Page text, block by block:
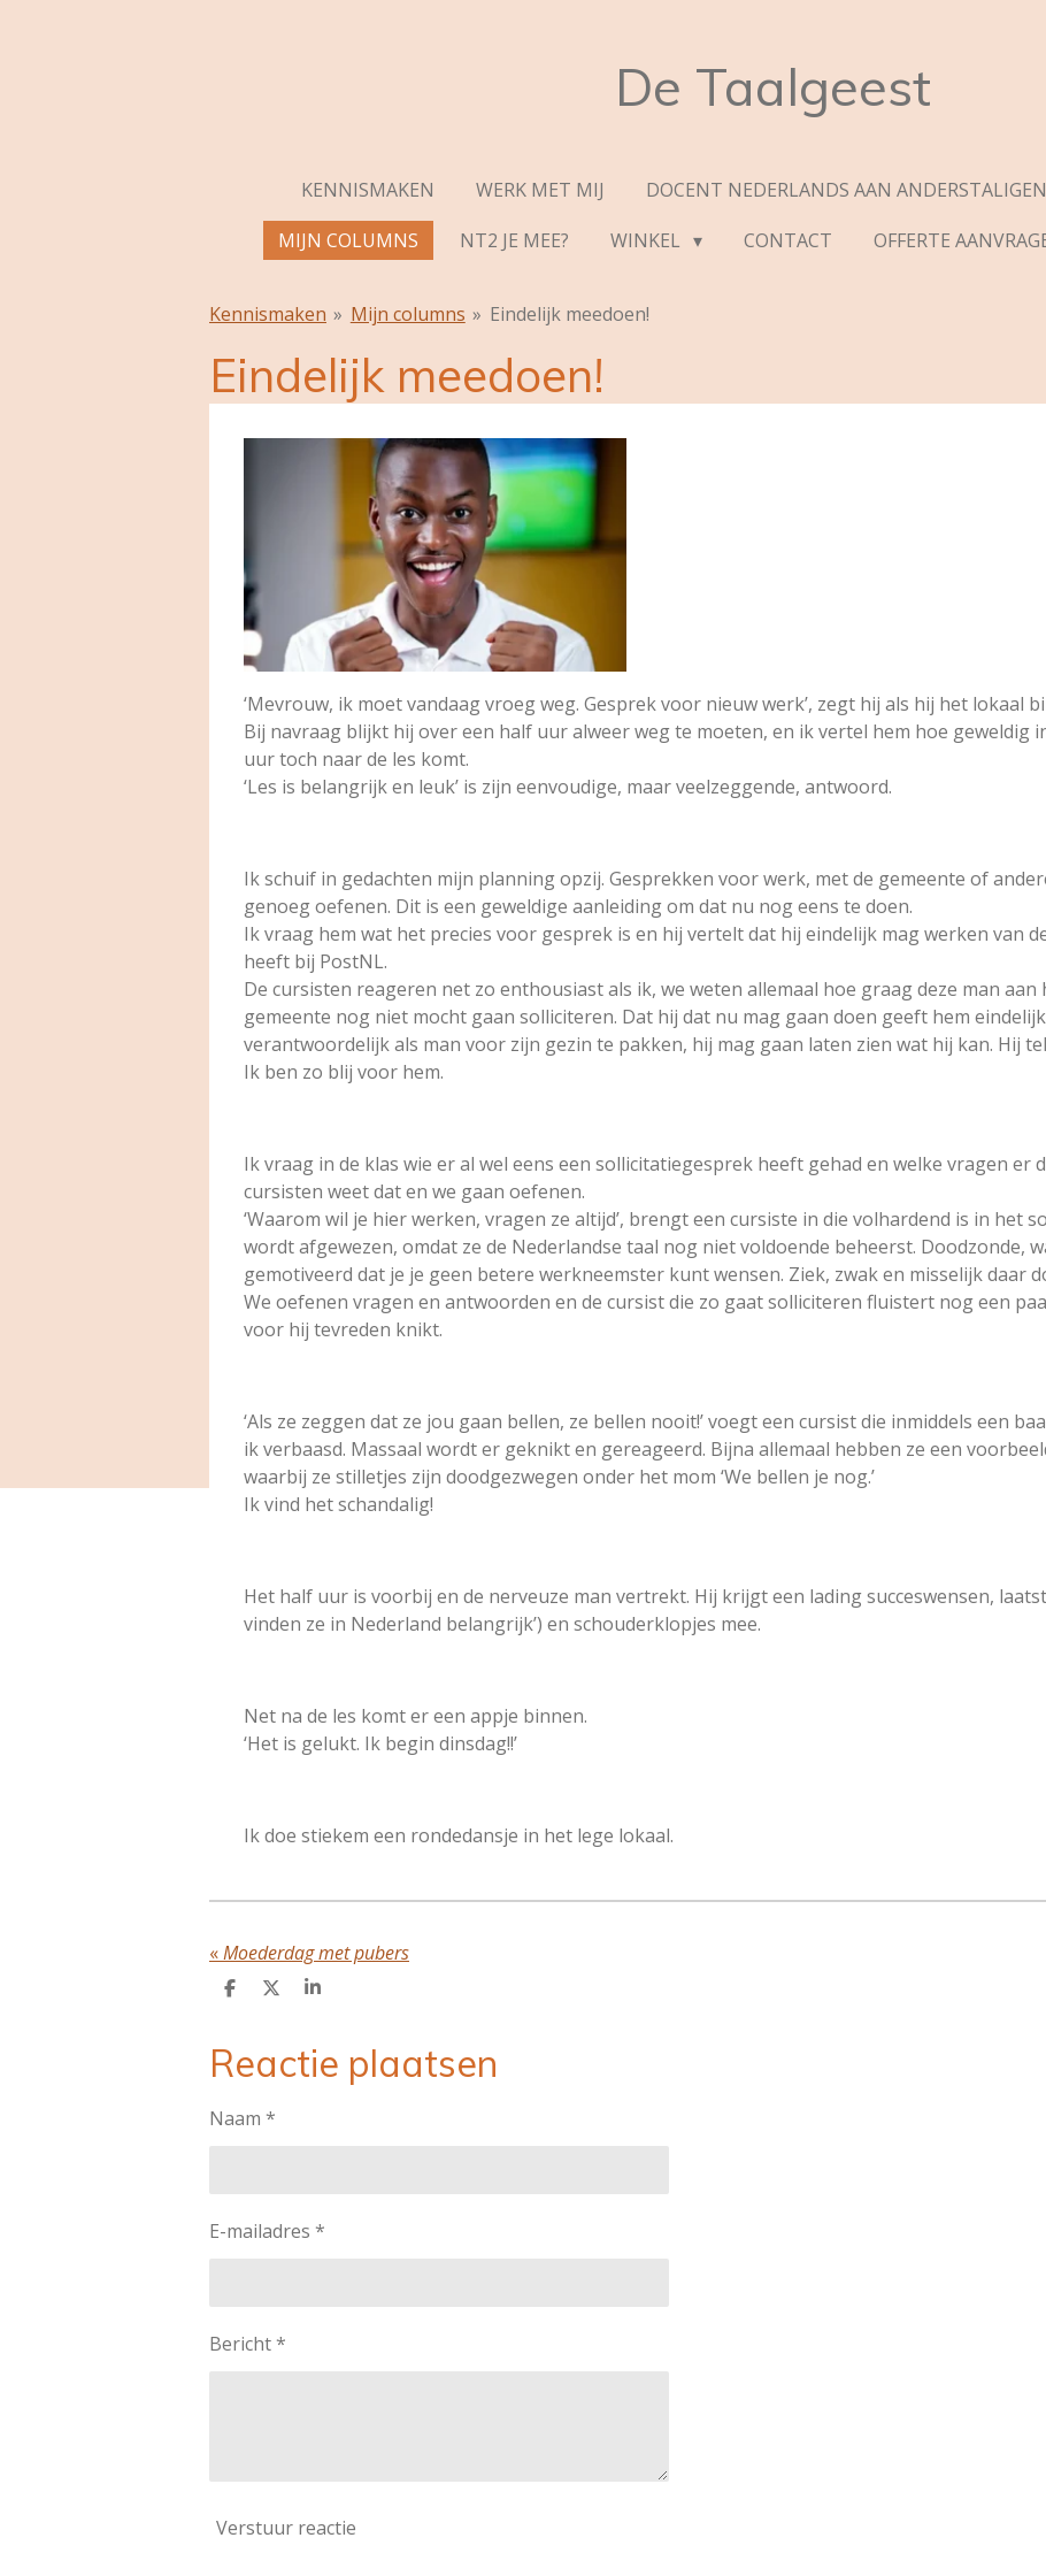
De Taalgeest
KENNISMAKEN WERK MET MIJ DOCENT NEDERLANDS AAN
MIJN COLUMNS
NT2 JE MEE? WINKEL CONTACT OFFERTE
Kennismaken » Mijn columns » Eindelijk meedoen!
Eindelijk meedoen!
‘Mevrouw, ik moet vandaag vroeg weg. Gesprek voor nieuw werk’, zegt hij als hij het lokaal
Bij navraag blijkt hij over een half uur alweer weg te moeten, en ik vertel hem hoe geweldig
uur toch naar de les komt.
‘Les is belangrijk en leuk’ is zijn eenvoudige, maar veelzeggende, antwoord.
Ik schuif in gedachten mijn planning opzij. Gesprekken voor werk, met de gemeente of
genoeg oefenen. Dit is een geweldige aanleiding om dat nu nog eens te doen.
Ik vraag hem wat het precies voor gesprek is en hij vertelt dat hij eindelijk mag werken van
heeft bij PostNL.
De cursisten reageren net zo enthousiast als ik, we weten allemaal hoe graag deze man aan
gemeente nog niet mocht gaan solliciteren. Dat hij dat nu mag gaan doen geeft hem
verantwoordelijk als man voor zijn gezin te pakken, hij mag gaan laten zien wat hij kan. Hij
Ik ben zo blij voor hem.
Ik vraag in de klas wie er al wel eens een sollicitatiegesprek heeft gehad en welke vragen er
cursisten weet dat en we gaan oefenen.
‘Waarom wil je hier werken, vragen ze altijd’, brengt een cursiste in die volhardend is in het
wordt afgewezen, omdat ze de Nederlandse taal nog niet voldoende beheerst. Doodzonde,
gemotiveerd dat je je geen betere werkneemster kunt wensen. Ziek, zwak en misselijk daar
We oefenen vragen en antwoorden en de cursist die zo gaat solliciteren fluistert nog een
voor hij tevreden knikt.
‘Als ze zeggen dat ze jou gaan bellen, ze bellen nooit!’ voegt een cursist die inmiddels een
ik verbaasd. Massaal wordt er geknikt en gereageerd. Bijna allemaal hebben ze een
waarbij ze stilletjes zijn doodgezwegen onder het mom ‘We bellen je nog.’
Ik vind het schandalig!
Het half uur is voorbij en de nerveuze man vertrekt. Hij krijgt een lading succeswensen,
vinden ze in Nederland belangrijk’) en schouderklopjes mee.
Net na de les komt er een appje binnen.
‘Het is gelukt. Ik begin dinsdag!!’
Ik doe stiekem een rondedansje in het lege lokaal.
«Moederdag met pubers
D
e
n
D
S
r
Reactie plaatsen
Naam *
E-mailadres *
Bericht *
Verstuur reactie